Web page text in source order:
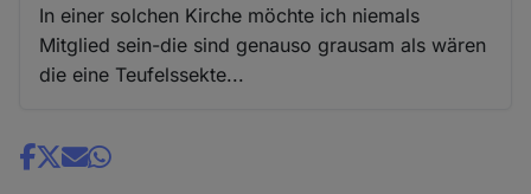
In einer solchen Kirche möchte ich niemals
Mitglied sein-die sind genauso grausam als wären
die eine Teufelssekte...
Share